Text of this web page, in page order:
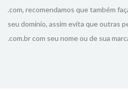
.com, recomendamos que também
seu domínio, assim evita que outras
.com.br com seu nome ou de sua